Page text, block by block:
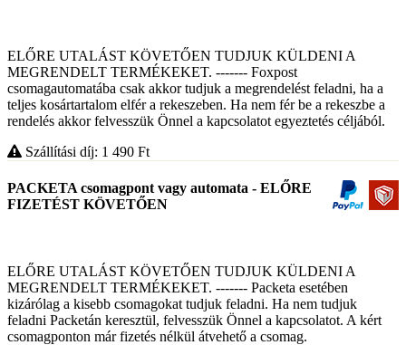
ELŐRE UTALÁST KÖVETŐEN TUDJUK KÜLDENI A
MEGRENDELT TERMÉKEKET. ------- Foxpost
csomagautomatába csak akkor tudjuk a megrendelést feladni, ha a
teljes kosártartalom elfér a rekeszeben. Ha nem fér be a rekeszbe a
rendelés akkor felvesszük Önnel a kapcsolatot egyeztetés céljából.
Szállítási díj: 1 490 Ft
PACKETA csomagpont vagy automata - ELŐRE
FIZETÉST KÖVETŐEN
ELŐRE UTALÁST KÖVETŐEN TUDJUK KÜLDENI A
MEGRENDELT TERMÉKEKET. ------- Packeta esetében
kizárólag a kisebb csomagokat tudjuk feladni. Ha nem tudjuk
feladni Packetán keresztül, felvesszük Önnel a kapcsolatot. A kért
csomagponton már fizetés nélkül átvehető a csomag.